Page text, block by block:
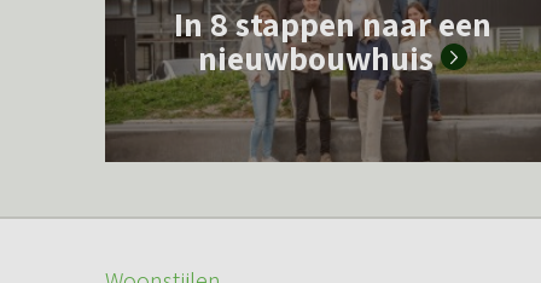
e
m
e
e
In 8 stappen naar een
nieuwbouwhuis